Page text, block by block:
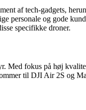
af tech-gadgets,
personale og gode
specifikke droner.
Med fokus på høj
til DJI Air 2S og